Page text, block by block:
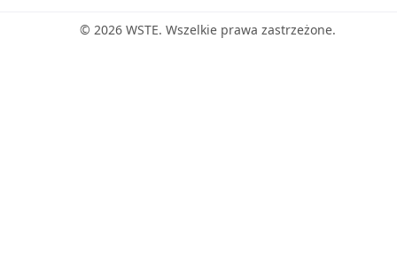
© 2026 WSTE. Wszelkie prawa zastrzeżone.